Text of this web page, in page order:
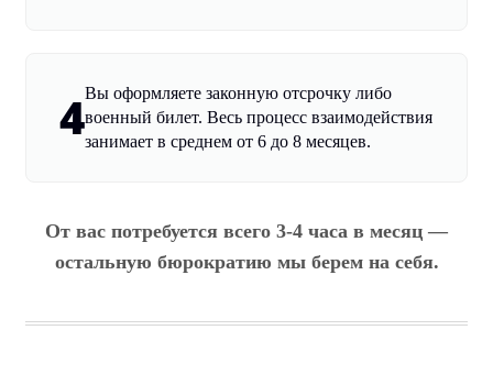
4Вы оформляете законную отсрочку либо
военный билет. Весь процесс взаимодействия
занимает в среднем от 6 до 8 месяцев.
От вас потребуется всего 3-4 часа в месяц —
остальную бюрократию мы берем на себя.